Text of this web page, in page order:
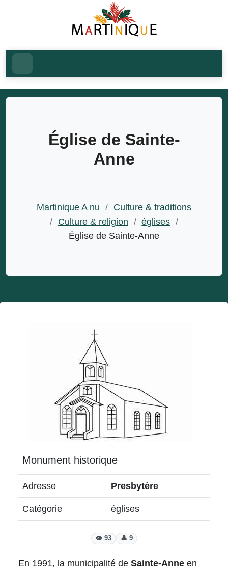
Église de Sainte-
Anne
Martinique A nu / Culture & traditions
/
Culture & religion / églises /
Église de Sainte-Anne
Monument historique
Adresse Presbytère
Catégorie églises
👁️ 93 👤 9
En 1991, la municipalité de Sainte-Anne en